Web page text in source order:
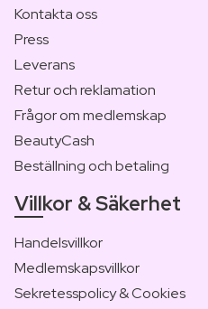
Kontakta oss
Press
Leverans
Retur och reklamation
Frågor om medlemskap
BeautyCash
Beställning och betaling
Villkor & Säkerhet
Handelsvillkor
Medlemskapsvillkor
Sekretesspolicy & Cookies